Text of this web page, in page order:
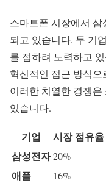
스마트폰 시장에서 삼
되고 있습니다. 두 기
를 점하려 노력하고
혁신적인 접근 방식
이러한 치열한 경쟁
있습니다.
기업 시장 점유율
삼성전자20%
애플 16%